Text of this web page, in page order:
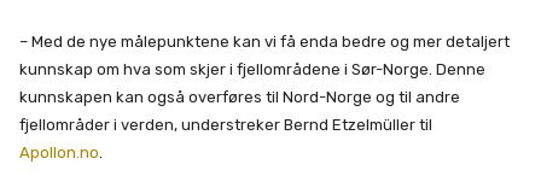
– Med de nye målepunktene kan vi få enda bedre og mer detaljert
kunnskap om hva som skjer i fjellområdene i Sør-Norge. Denne
kunnskapen kan også overføres til Nord-Norge og til andre
fjellområder i verden, understreker Bernd Etzelmüller til
Apollon.no.